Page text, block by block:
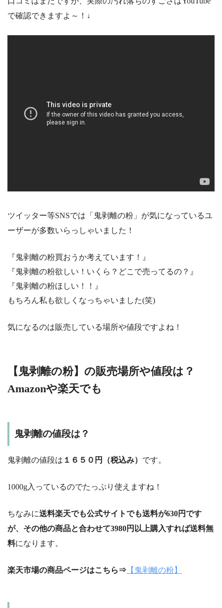
で確認できますよ～！↓
ツイッター等SNSでは「鬼剥離の粉」が気になっているユ
ーザーが多数いらっしゃいました！
『鬼剥離の粉買おうか考えています！』
『鬼剥離の粉欲しい！いくら？どこで売ってるの？』
『鬼剥離の粉ほしい！！』
もちろん私も欲しくなっちゃいました(笑)
気になるのは販売している場所や値段ですよね！
【鬼剥離の粉】の販売場所や値段は？
Amazonや楽天でも
鬼剥離の値段は？
鬼剥離の値段は １６５０円（税込み） です。
1000g入っているのでたっぷり使えますね！
ちなみに送料楽天でも公式サイトでも送料が630円です
が、その他の商品と合わせて3980円以上購入すれば送料無
料になります。
楽天市場の商品ページはこちら⇒ 【鬼剥離の粉】